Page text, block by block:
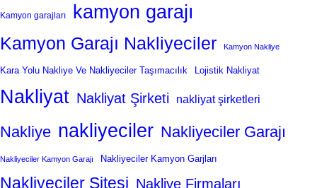
Kamyon garajları kamyon garajı
Kamyon Garajı Nakliyeciler Kamyon Nakliye
Kara Yolu Nakliye Ve Nakliyeciler Taşımacılık Lojistik Nakliyat
Nakliyat Nakliyat Şirketi nakliyat şirketleri
Nakliye nakliyeciler Nakliyeciler Garajı
Nakliyeciler Kamyon Garajı Nakliyeciler Kamyon Garjları
Nakliyeciler Sitesi Nakliye Firmaları